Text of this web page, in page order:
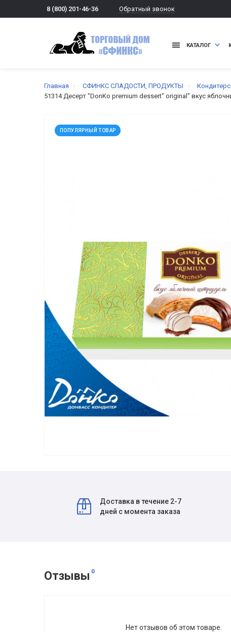
8 (800) 201-46-36 Обратный звонок
КАТАЛОГ
Главная СФИНКС СЛАДОСТИ, ПРОДУКТЫ
51314 Десерт "DonKo premium dessert" original" вкус
ПОПУЛЯРНЫЙ ТОВАР
Доставка в течение 2-7
дней с момента заказа
Отзывы 0
Нет отзывов об этом товаре.